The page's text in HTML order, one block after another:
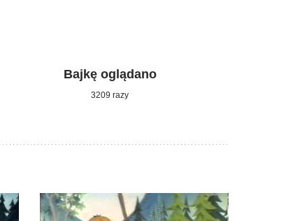
Bajkę oglądano
3209 razy